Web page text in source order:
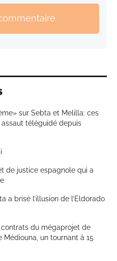
sur Sebta et Melilla: ces
téléguidé depuis
de justice espagnole qui a
a brisé l’illusion de l’Eldorado
du mégaprojet de
un tournant à 15